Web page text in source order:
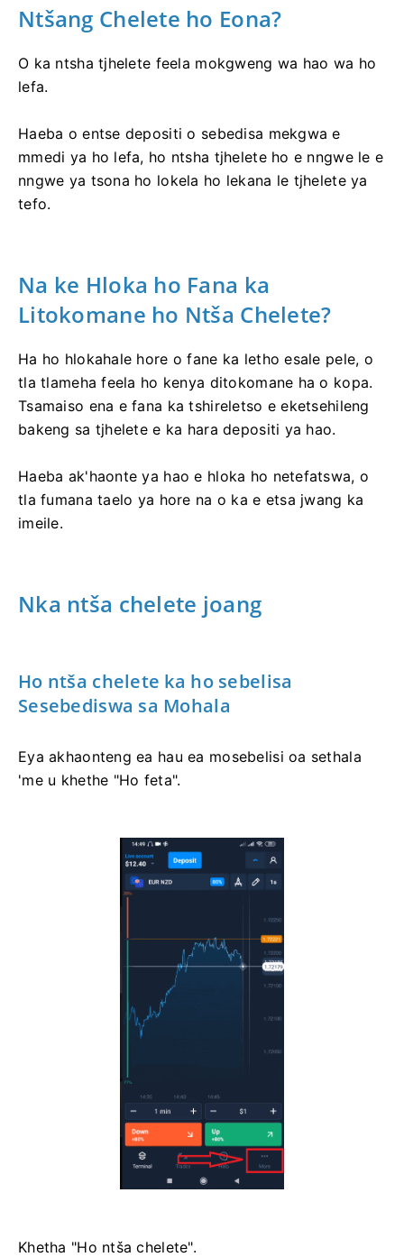
Ntšang Chelete ho Eona?
O ka ntsha tjhelete feela mokgweng wa hao wa ho
lefa.
Haeba o entse depositi o sebedisa mekgwa e
mmedi ya ho lefa, ho ntsha tjhelete ho e nngwe le e
nngwe ya tsona ho lokela ho lekana le tjhelete ya
tefo.
Na ke Hloka ho Fana ka
Litokomane ho Ntša Chelete?
Ha ho hlokahale hore o fane ka letho esale pele, o
tla tlameha feela ho kenya ditokomane ha o kopa.
Tsamaiso ena e fana ka tshireletso e eketsehileng
bakeng sa tjhelete e ka hara depositi ya hao.
Haeba ak'haonte ya hao e hloka ho netefatswa, o
tla fumana taelo ya hore na o ka e etsa jwang ka
imeile.
Nka ntša chelete joang
Ho ntša chelete ka ho sebelisa
Sesebediswa sa Mohala
Eya akhaonteng ea hau ea mosebelisi oa sethala
'me u khethe "Ho feta".
Khetha "Ho ntša chelete".